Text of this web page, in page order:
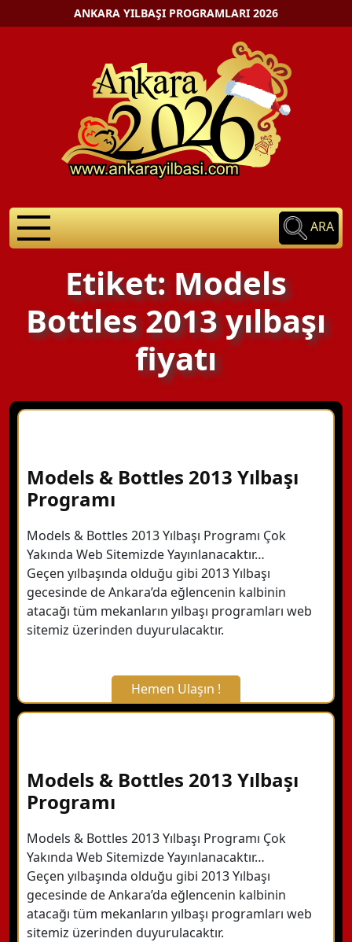
ANKARA YILBAŞI PROGRAMLARI 2026
ARA
Etiket: Models
Bottles 2013 yılbaşı
fiyatı
Models & Bottles 2013 Yılbaşı
Programı
Models & Bottles 2013 Yılbaşı Programı Çok
Yakında Web Sitemizde Yayınlanacaktır…
Geçen yılbaşında olduğu gibi 2013 Yılbaşı
gecesinde de Ankara’da eğlencenin kalbinin
atacağı tüm mekanların yılbaşı programları web
sitemiz üzerinden duyurulacaktır.
Hemen Ulaşın !
X Kapat
Hemen Arayın
Detaylı Bilgi Alın
Models & Bottles 2013 Yılbaşı
Programı
Models & Bottles 2013 Yılbaşı Programı Çok
Yakında Web Sitemizde Yayınlanacaktır…
Geçen yılbaşında olduğu gibi 2013 Yılbaşı
gecesinde de Ankara’da eğlencenin kalbinin
atacağı tüm mekanların yılbaşı programları web
sitemiz üzerinden duyurulacaktır.